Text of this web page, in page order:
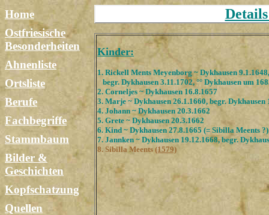
Home
Ostfriesische
Besonderheiten
Ahnenliste
Ortsliste
Berufe
Fachbegriffe
Stammbaum
Bilder &
Geschichten
Kopfschatzung
Quellen
Kinder:
1. Rickell Ments Meyenborg ~ Dykhausen 9.1.1648,
begr. Dykhausen 3.11.1702, °° Dykhausen um
2. Corneljes ~ Dykhausen 16.8.1657
3. Marje ~ Dykhausen 26.1.1660, begr. Dykhausen
4. Johann ~ Dykhausen 20.3.1662
5. Grete ~ Dykhausen 20.3.1662
6. Kind ~ Dykhausen 27.8.1665 (= Sibilla Meents ?)
7. Jannken ~ Dykhausen 19.12.1668, begr.
8. Sibilla Meents (1579)